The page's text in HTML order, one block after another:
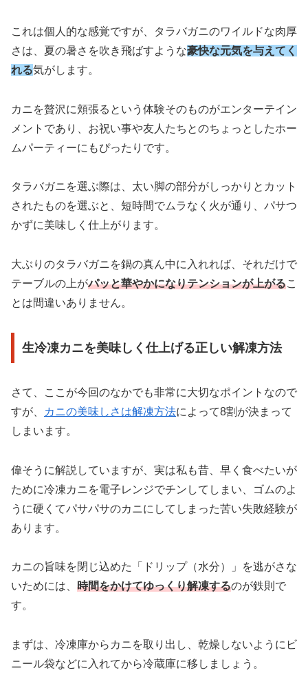
これは個人的な感覚ですが、タラバガニのワイルドな肉厚
さは、夏の暑さを吹き飛ばすような豪快な元気を与えてく
れる気がします。
カニを贅沢に頬張るという体験そのものがエンターテイン
メントであり、お祝い事や友人たちとのちょっとしたホー
ムパーティーにもぴったりです。
タラバガニを選ぶ際は、太い脚の部分がしっかりとカット
されたものを選ぶと、短時間でムラなく火が通り、パサつ
かずに美味しく仕上がります。
大ぶりのタラバガニを鍋の真ん中に入れれば、それだけで
テーブルの上がパッと華やかになりテンションが上がるこ
とは間違いありません。
生冷凍カニを美味しく仕上げる正しい解凍方法
さて、ここが今回のなかでも非常に大切なポイントなので
すが、
カニの美味しさは解凍方法によって8割が決まって
しまいます。
偉そうに解説していますが、実は私も昔、早く食べたいが
ために冷凍カニを電子レンジでチンしてしまい、ゴムのよ
うに硬くてパサパサのカニにしてしまった苦い失敗経験が
あります。
カニの旨味を閉じ込めた「ドリップ（水分）」を逃がさな
いためには、 時間をかけてゆっくり解凍するのが鉄則で
す。
まずは、冷凍庫からカニを取り出し、乾燥しないようにビ
ニール袋などに入れてから冷蔵庫に移しましょう。